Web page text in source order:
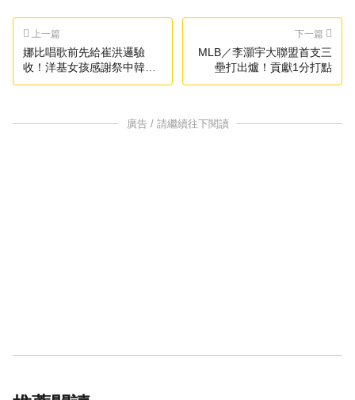
上一篇
娜比唱歌前先給崔洪邏驗
收！洋基女孩感謝祭中韓台
歌曲連唱
下一篇
MLB／李灝宇大聯盟首支三
壘打出爐！貢獻1分打點
廣告 / 請繼續往下閱讀